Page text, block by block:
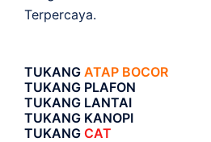
Terpercaya.
TUKANG ATAP BOCOR
TUKANG PLAFON
TUKANG LANTAI
TUKANG KANOPI
TUKANG CAT